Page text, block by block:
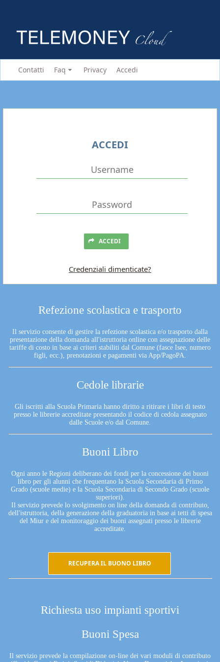
Contatti Faq Privacy Accedi
Refezione scolastica e trasporto
Il servizio consente di gestire la refezione scolastica e/o trasporto dalla
presentazione della domanda all'istruttoria online con assegnazione delle
tariffe di costo in base ai criteri stabiliti dal Comune (fasce Isee, numero
figli, ecc.), prenotazioni e pagamenti via App/PagoPA.
Cedole librarie
Gli iscritti alla Scuola Primaria hanno diritto a ritirare i libri di testo
presso le librerie accreditate presentando il codice di cedola assegnato
dalle Scuole e/o dal Comune.
Buoni Libro
Ogni anno le Regioni deliberano dei fondi per la concessione dei buoni
libro per gli alunni che frequentano la Scuola Secondaria di Primo
Grado (scuole medie) e la Scuola Secondaria di Secondo Grado (scuole
superiori).
Il servizio prevede lo svolgimento on line della domanda di contributo,
dell'istruttoria, della generazione della graduatoria in base ai tetti di spesa
del Miur e del monitoraggio dei buoni assegnati presso le librerie
accreditate.
RECUPERA IL BUONO LIBRO
Richiesta uso impianti sportivi
Buoni Spesa
Il servizio prevede la compilazione on-line dei vari moduli di contributo
ACCEDI
ACCEDI
Credenziali dimenticate?